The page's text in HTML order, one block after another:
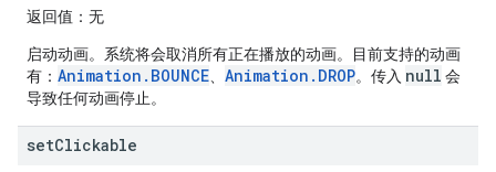
返回值 ：无
启动动画。系统将会取消所有正在播放的动画。目前支持的动画
有： Animation.BOUNCE Animation.DROP。传入 null 会
导致任何动画停止。
setClickable